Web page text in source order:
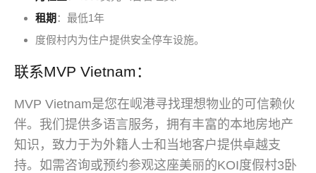
租期 ：最低1年
度假村内为住户提供安全停车设施。
联系MVP Vietnam：
MVP Vietnam是您在岘港寻找理想物业的可信赖伙
伴。我们提供多语言服务，拥有丰富的本地房地产
知识，致力于为外籍人士和当地客户提供卓越支
持。如需咨询或预约参观这座美丽的KOI度假村3卧